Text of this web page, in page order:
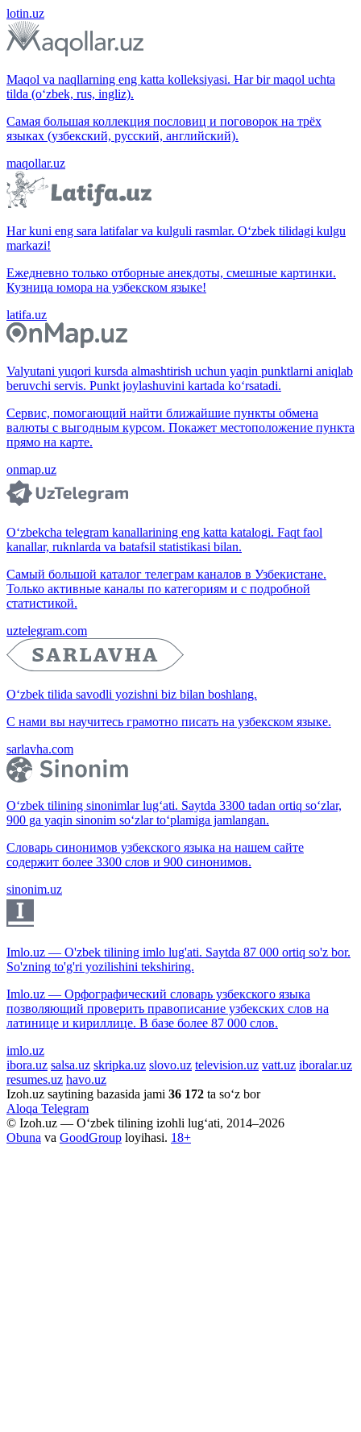
lotin.uz
Maqol va naqllarning eng katta kolleksiyasi. Har bir maqol uchta
tilda (o‘zbek, rus, ingliz).
Самая большая коллекция пословиц и поговорок на трёх
языках (узбекский, русский, английский).
maqollar.uz
Har kuni eng sara latifalar va kulguli rasmlar. O‘zbek tilidagi kulgu
markazi!
Ежедневно только отборные анекдоты, смешные картинки.
Кузница юмора на узбекском языке!
latifa.uz
Valyutani yuqori kursda almashtirish uchun yaqin punktlarni aniqlab
beruvchi servis. Punkt joylashuvini kartada ko‘rsatadi.
Сервис, помогающий найти ближайшие пункты обмена
валюты с выгодным курсом. Покажет местоположение пункта
прямо на карте.
onmap.uz
O‘zbekcha telegram kanallarining eng katta katalogi. Faqt faol
kanallar, ruknlarda va batafsil statistikasi bilan.
Самый большой каталог телеграм каналов в Узбекистане.
Только активные каналы по категориям и с подробной
статистикой.
uztelegram.com
O‘zbek tilida savodli yozishni biz bilan boshlang.
С нами вы научитесь грамотно писать на узбекском языке.
sarlavha.com
O‘zbek tilining sinonimlar lug‘ati. Saytda 3300 tadan ortiq so‘zlar,
900 ga yaqin sinonim so‘zlar to‘plamiga jamlangan.
Словарь синонимов узбекского языка на нашем сайте
содержит более 3300 слов и 900 синонимов.
sinonim.uz
Imlo.uz — O'zbek tilining imlo lug'ati. Saytda 87 000 ortiq so'z bor.
So'zning to'g'ri yozilishini tekshiring.
Imlo.uz — Орфографический словарь узбекского языка
позволяющий проверить правописание узбекских слов на
латинице и кириллице. В базе более 87 000 слов.
imlo.uz
ibora.uz salsa.uz skripka.uz slovo.uz television.uz vatt.uz iboralar.uz
resumes.uz havo.uz
Izoh.uz saytining bazasida jami 36 172 ta so‘z bor
Aloqa Telegram
© Izoh.uz — O‘zbek tilining izohli lug‘ati, 2014–2026
Obuna va GoodGroup loyihasi. 18+